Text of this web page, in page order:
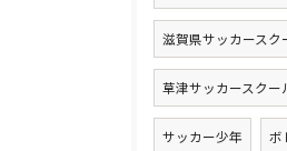
滋賀県サッカースク
草津サッカースクー
サッカー少年 ボ